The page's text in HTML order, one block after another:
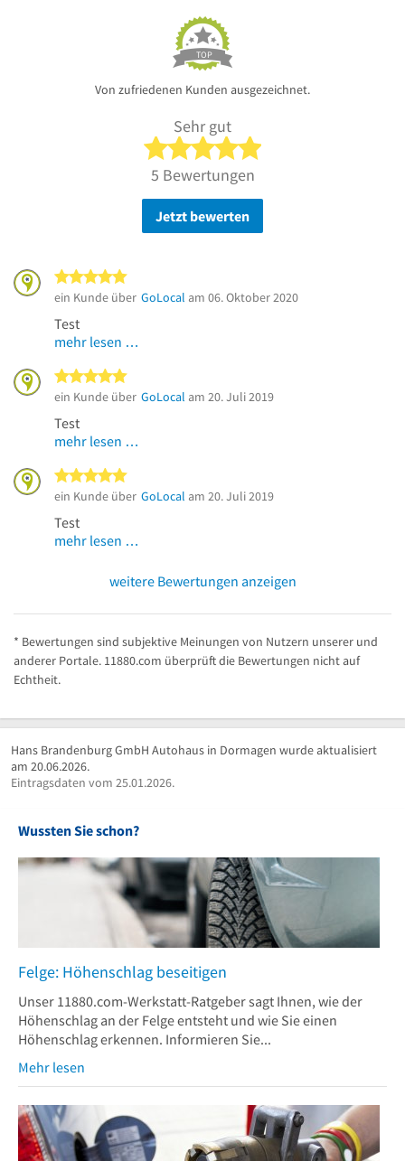
TOP
Von zufriedenen Kunden ausgezeichnet.
Sehr gut
5 von 5 Sternen
5 Bewertungen
Jetzt bewerten
ein Kunde über GoLocal am 06. Oktober 2020
Test
mehr lesen …
ein Kunde über GoLocal am 20. Juli 2019
Test
mehr lesen …
ein Kunde über GoLocal am 20. Juli 2019
Test
mehr lesen …
weitere Bewertungen anzeigen
* Bewertungen sind subjektive Meinungen von Nutzern unserer und
anderer Portale. 11880.com überprüft die Bewertungen nicht auf
Echtheit.
Hans Brandenburg GmbH Autohaus in Dormagen wurde aktualisiert
am 20.06.2026.
Eintragsdaten vom 25.01.2026.
Wussten Sie schon?
Felge: Höhenschlag beseitigen
Unser 11880.com-Werkstatt-Ratgeber sagt Ihnen, wie der
Höhenschlag an der Felge entsteht und wie Sie einen
Höhenschlag erkennen. Informieren Sie...
Mehr lesen